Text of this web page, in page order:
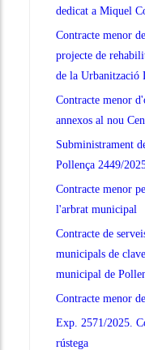
dedicat a Miquel
Contracte menor
projecte de
de la Urbanització
Contracte menor
annexos al nou
Subministrament
Pollença 2449/
Contracte menor
l'arbrat municipal
Contracte de
municipals de
municipal de
Contracte menor
Exp. 2571/2025.
rústega